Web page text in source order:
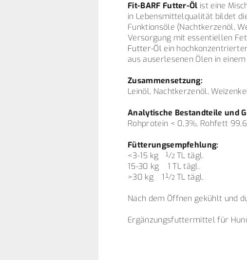
Fit-BARF Futter-Öl ist eine
in Lebensmittelqualität bildet
Funktionsöle (Nachtkerzenöl,
Versorgung mit essentiellen
Futter-Öl ein
aus auserlesenen Ölen in
Zusammensetzung:
Leinöl, Nachtkerzenöl,
Analytische Bestandteile und
Rohprotein < 0,3%, Rohfett
Fütterungsempfehlung:
<3-15 kg ½ TL tägl.
15-30 kg 1 TL tägl.
>30 kg 1½ TL tägl.
Nach dem Öffnen gekühlt und
Ergänzungsfuttermittel für